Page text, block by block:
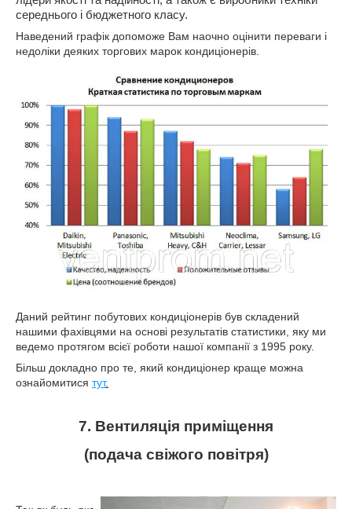
середнього і бюджетного класу.
Наведений графік допоможе Вам наочно оцінити переваги і
недоліки деяких торгових марок кондиціонерів.
Даний рейтинг побутових кондиціонерів був складений
нашими фахівцями на основі результатів статистики, яку ми
ведемо протягом всієї роботи нашої компанії з 1995 року.
Більш докладно про те, який кондиціонер краще можна
ознайомитися тут.
7. Вентиляція приміщення
(подача свіжого повітря)